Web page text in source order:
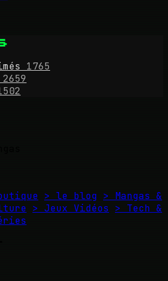
1765
2659
> le blog > Mangas &
> Jeux Vidéos
> Tech &